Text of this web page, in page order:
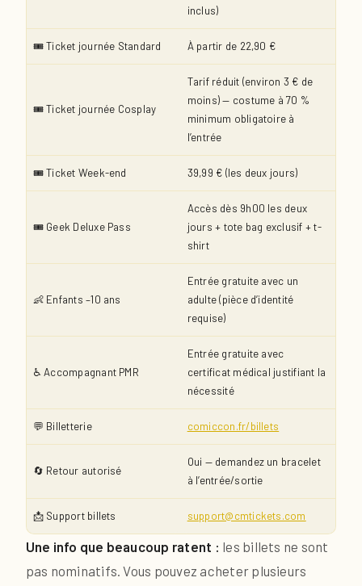
inclus)
🎟️ Ticket journée Standard À partir de 22,90 €
🎟️ Ticket journée Cosplay
Tarif réduit (environ 3 € de
moins) — costume à 70 %
minimum obligatoire à
l’entrée
🎟️ Ticket Week-end 39,99 € (les deux jours)
🎟️ Geek Deluxe Pass
Accès dès 9h00 les deux
jours + tote bag exclusif + t-
shirt
👶 Enfants –10 ans
Entrée gratuite avec un
adulte (pièce d’identité
requise)
♿ Accompagnant PMR
Entrée gratuite avec
certificat médical justifiant la
nécessité
💬 Billetterie comiccon.fr/billets
🔄 Retour autorisé
Oui — demandez un bracelet
à l’entrée/sortie
📩 Support billets support@cmtickets.com
Une info que beaucoup ratent : les billets ne sont
pas nominatifs. Vous pouvez acheter plusieurs